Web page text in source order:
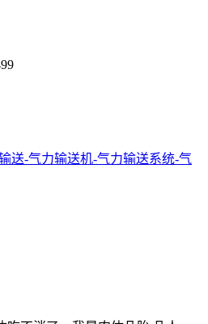
送-气力输送机-气力输送系统-气